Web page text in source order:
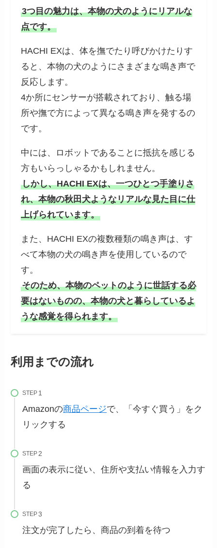
3つ目の魅力は、本物の犬のようにリアルな
点です。
HACHI EXは、体を撫でたり呼びかけたりす
ると、本物の犬のようにさまざまな鳴き声で
反応します。
4か所にセンサーが搭載されており、触る場
所や撫で方によって異なる鳴き声を発するの
です。
中には、ロボットであることに抵抗を感じる
方もいらっしゃるかもしれません。
しかし、HACHI EXは、一つひとつ手塗りさ
れ、本物の秋田犬ようなリアルな見た目に仕
上げられています。
また、HACHI EXの複数種類の鳴き声は、す
べて本物の犬の鳴き声を使用しているので
す。
そのため、本物のペットのように世話する必
要はないものの、本物の犬と暮らしているよ
うな感覚を得られます。
利用までの流れ
STEP
Amazonの商品ページで、「今すぐ買う」をク
リックする
STEP
画面の表示に従い、住所や支払い情報を入力す
る
STEP
注文が完了したら、商品の到着を待つ